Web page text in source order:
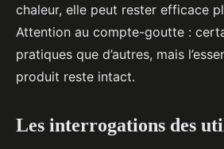
chaleur, elle peut rester efficace
Attention au compte-goutte :
pratiques que d’autres, mais
produit reste intact.
Les interrogations des